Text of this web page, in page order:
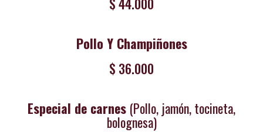
Pollo Y Champiñones
$ 36.000
Especial de carnes (Pollo, jamón, tocineta,
bolognesa)